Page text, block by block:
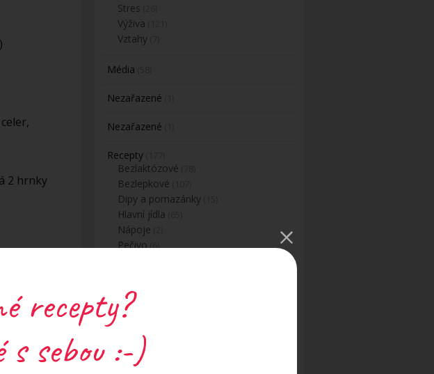
2 hrnky
Na oleji
Stres
Výživa
Vztahy
Média
Nezařazené
Nezařazené
Recepty
Bezlaktózové
Bezlepkové
Dipy a pomazánky
Hlavní jídla
Nápoje
Pečivo
Vánoční cukroví
Veganské
Zdravé mlsání – dezerty, koláče a jiné
dobroty
Video (17)
recepty?
s sebou :-)